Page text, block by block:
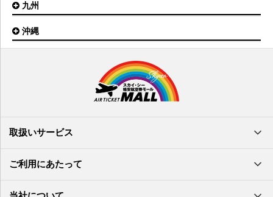
南紀白浜空港
但馬空港
山口宇部空港
出雲空港
米子空港
松山空港
徳島空港
九州
福岡空港
鹿児島空港
北九州空港
奄美大島空港
徳之島空港
沖縄
南大東空港
多良間空港
取扱いサービス
ご利用にあたって